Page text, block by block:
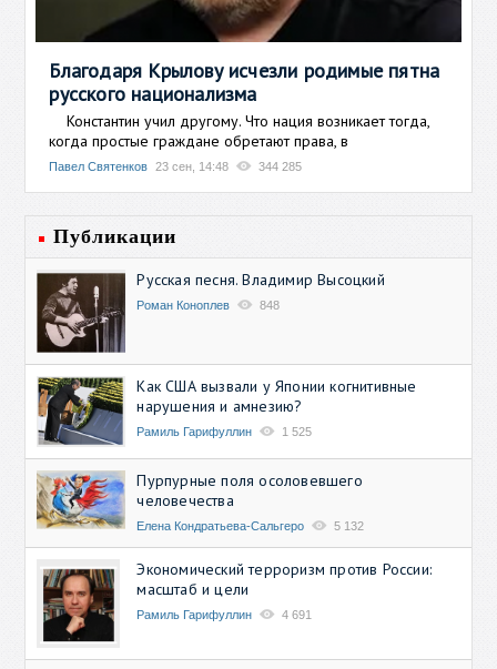
Благодаря Крылову исчезли родимые пятна
русского национализма
Константин учил другому. Что нация возникает тогда,
когда простые граждане обретают права, в
Павел Святенков 23 сен, 14:48 344 285
Публикации
Русская песня. Владимир Высоцкий
Роман Коноплев 848
Как США вызвали у Японии когнитивные
нарушения и амнезию?
Рамиль Гарифуллин 1 525
Пурпурные поля осоловевшего
человечества
Елена Кондратьева-Сальгеро 5 132
Экономический терроризм против России:
масштаб и цели
Рамиль Гарифуллин 4 691